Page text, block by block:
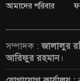
আমাদের পরিবার
সম্পাদক :জালালুর
আরিফুর রহমান।